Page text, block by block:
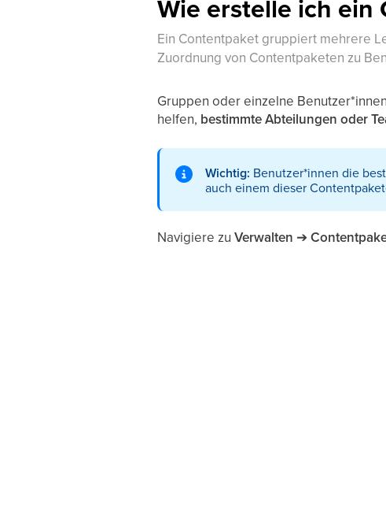
Wie erstelle ich ein
Ein Contentpaket gruppiert mehrere
Zuordnung von Contentpaketen zu
Gruppen oder einzelne
helfen, bestimmte Abteilungen oder
Wichtig: Benutzer*innen die
auch einem dieser
Navigiere zu Verwalten ➔